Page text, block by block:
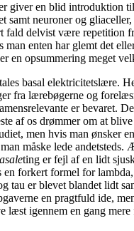
giver en blid introduktion til
samt neuroner og
fald delvist være repetition
enten har glemt det
en opsummering meget
basal elektricitetslære.
fra lærebøgerne og
er bevaret.
af os drømmer om at
men hvis man ønsker
måske lede andetsteds.
ting er fejl af en lidt
en forkert formel for
tau er blevet blandet lidt
en pragtfuld ide,
læst igennem en gang mere